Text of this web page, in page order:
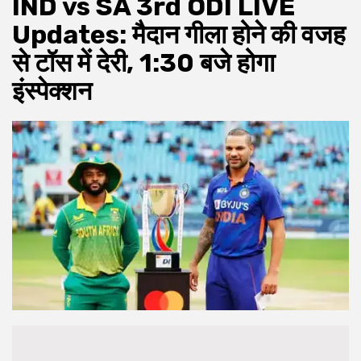
IND vs SA 3rd ODI LIVE
Updates: मैदान गीला होने की वजह
से टॉस में देरी, 1:30 बजे होगा
इंस्पेक्शन